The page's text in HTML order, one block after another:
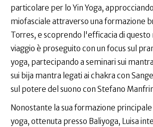
particolare per lo Yin Yoga,
miofasciale attraverso una formazione
Torres, e scoprendo l'efficacia di questo
viaggio è proseguito con un focus sul
yoga, partecipando a seminari sui
sui bija mantra legati ai chakra con
sul potere del suono con Stefano
Nonostante la sua formazione principale
yoga, ottenuta presso Baliyoga, Luisa